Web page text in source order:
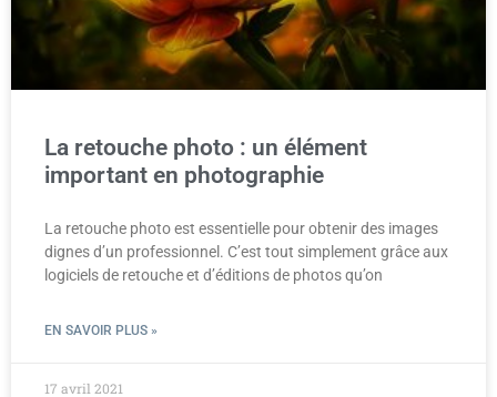
La retouche photo : un élément
important en photographie
La retouche photo est essentielle pour obtenir des images
dignes d’un professionnel. C’est tout simplement grâce aux
logiciels de retouche et d’éditions de photos qu’on
EN SAVOIR PLUS »
17 avril 2021